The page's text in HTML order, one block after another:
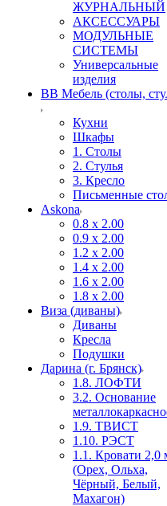
ЖУРНАЛЬНЫЙ
АКСЕССУАРЫ
МОДУЛЬНЫЕ
СИСТЕМЫ
Универсальные
изделия
ВВ Мебель (столы,
Кухни
Шкафы
1. Столы
2. Стулья
3. Кресло
Письменные
Askona
0.8 х 2.00
0.9 х 2.00
1.2 х 2.00
1.4 х 2.00
1.6 х 2.00
1.8 х 2.00
Виза (диваны)
Диваны
Кресла
Подушки
Дарина (г. Брянск)
1.8. ЛОФТИ
3.2. Основание
1.9. ТВИСТ
1.10. РЭСТ
1.1. Кровати 2,0
(Орех, Ольха,
Чёрный, Белый,
Махагон)